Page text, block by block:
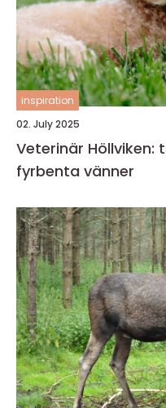
inspiration
02. July 2025
Veterinär Höllviken:
fyrbenta vänner